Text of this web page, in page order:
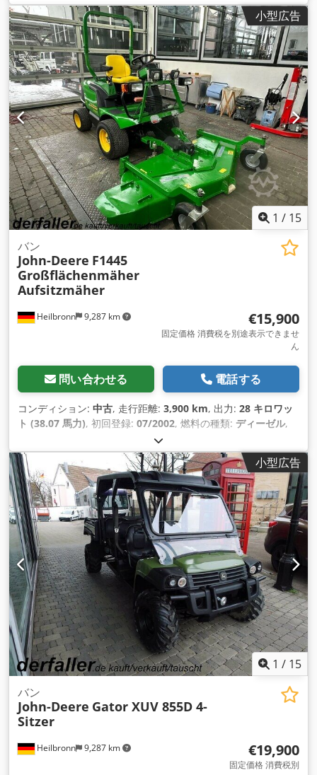
小型広告
1 / 15
Heilbronn 9,287 km
バン
John-Deere F1445
Großflächenmäher
Aufsitzmäher
€15,900
固定価格 消費税を別途表示できませ
ん
問い合わせる 電話する
コンディション: 中古, 走行距離: 3,900 km, 出力: 28 キロワッ
ト (38.07 馬力), 初回登録: 07/2002, 燃料の種類: ディーゼル,
, サスペンション:
3,900 h, 装備:全輪駆動,
小型広告
1 / 15
Heilbronn 9,287 km
バン
John-Deere Gator XUV 855D 4-
Sitzer
€19,900
固定価格 消費税別